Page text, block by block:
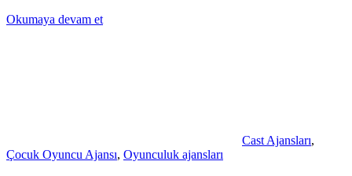
Okumaya devam et
Cast Ajansları,
Çocuk Oyuncu Ajansı, Oyunculuk ajansları